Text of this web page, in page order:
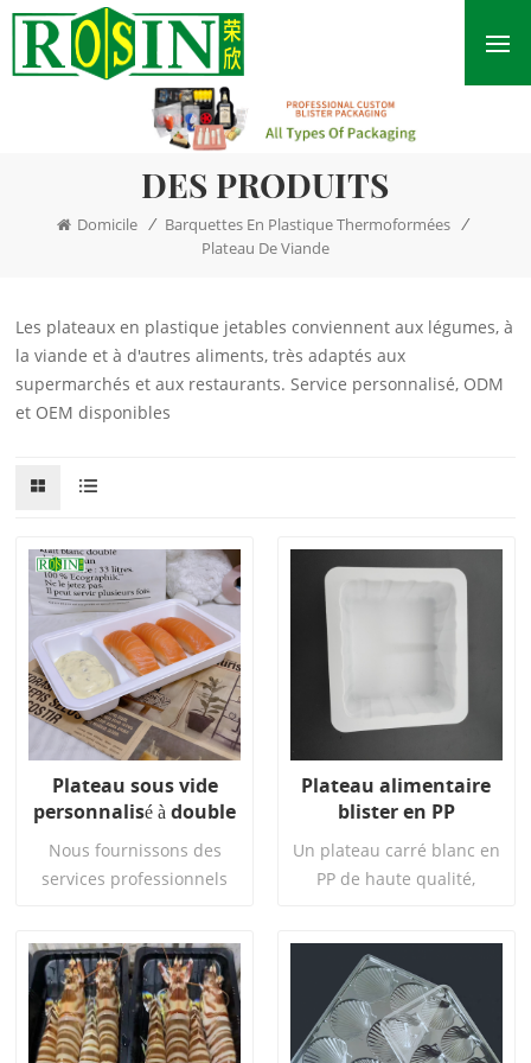
DES PRODUITS
Domicile / Barquettes En Plastique Thermoformées /
Plateau De Viande
Les plateaux en plastique jetables conviennent aux légumes, à
la viande et à d'autres aliments, très adaptés aux
supermarchés et aux restaurants. Service personnalisé, ODM
et OEM disponibles
Plateau sous vide
personnalisé à double
compartiment en PP
avec scellage
thermique pour
Nous fournissons des
services professionnels
sûres, pratiques et
esthétiques pour votre
marque.
Lire La Suite
Plateau alimentaire
blister en PP
personnalisé pour
tofu, légumes et fruits
Un plateau carré blanc en
PP de haute qualité,
personnalisé pour les
produits à base de tofu.
Utilisant des ingrédients
de qualité alimentaire et
Lire La Suite